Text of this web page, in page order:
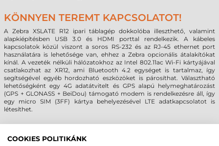
KÖNNYEN TEREMT KAPCSOLATOT!
A Zebra XSLATE R12 ipari táblagép dokkolóba illeszthető, valamint
alapkiépítésben USB 3.0 és HDMI porttal rendelkezik. A kábeles
kapcsolatok közül viszont a soros RS-232 és az RJ-45 ethernet port
használatára is lehetősége van, ehhez a Zebra opcionális átalakítókat
kínál. A vezeték nélküli hálózatokhoz az Intel 802.11ac Wi-Fi kártyájával
csatlakozhat az XR12, ami Bluetooth 4.2 egységet is tartalmaz, így
segítségével egyéb hordozható eszközöket is párosíthat. Választható
lehetőségként egy 4G adatátvitelt és GPS alapú helymeghatározást
(GPS + GLONASS + BeiDou) támogató modem is rendelkezésre áll, így
egy micro SIM (3FF) kártya behelyezésével LTE adatkapcsolatot is
létesíthet.
COOKIES POLITIKÁNK